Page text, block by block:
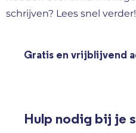
schrijven? Lees snel verder!
Gratis en vrijblijvend
Hulp nodig bij je